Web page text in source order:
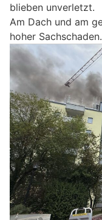
blieben unverletzt.
Am Dach und am
hoher Sachschaden.